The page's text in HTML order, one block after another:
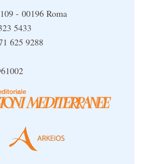
- 00196 Roma
5433
625 9288